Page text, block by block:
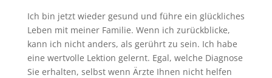
Ich bin jetzt wieder gesund und führe ein glückliches
Leben mit meiner Familie. Wenn ich zurückblicke,
kann ich nicht anders, als gerührt zu sein. Ich habe
eine wertvolle Lektion gelernt. Egal, welche Diagnose
Sie erhalten, selbst wenn Ärzte Ihnen nicht helfen